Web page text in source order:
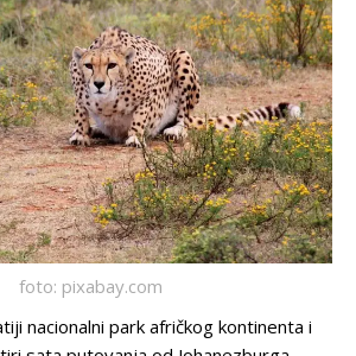
foto: pixabay.com
nacionalni park afričkog kontinenta i